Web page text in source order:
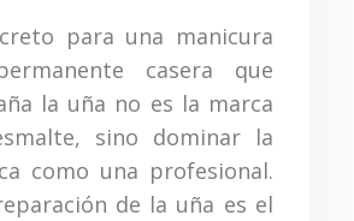
para una manicura
casera que
la uña no es la marca
sino dominar la
como una profesional.
de la uña es el